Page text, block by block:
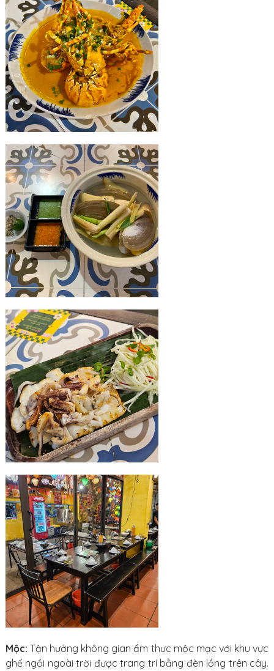
Mộc: Tận hưởng không gian ẩm thực mộc mạc với khu vực
ghế ngồi ngoài trời được trang trí bằng đèn lồng trên cây.